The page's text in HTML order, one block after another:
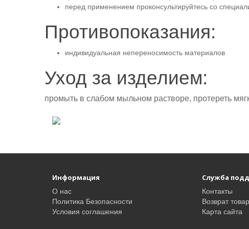
перед применением проконсультируйтесь со
Противопоказания:
индивидуальная непереносимость материалов
Уход за изделием:
промыть в слабом мыльном растворе, протереть
Информация
О нас
Политика Безопасности
Условия соглашения
Служба
Контакты
Возврат
Карта сайта